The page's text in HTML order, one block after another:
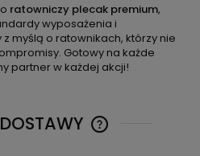
ratowniczy plecak premium,
wyposażenia i
myślą o ratownikach, którzy nie
Gotowy na każde
partner w każdej akcji!
CENA NIE